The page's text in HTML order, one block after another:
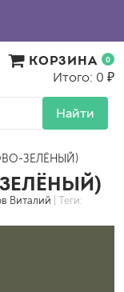
Найти
КОРЗИНА 0
Итого: 0 ₽
ЗЕЛЁНЫЙ)
Виталий | Теги: